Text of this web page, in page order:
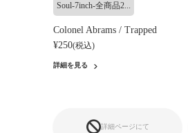
Soul-7inch-全商品2...
Colonel Abrams / Trapped
¥250(税込)
詳細を見る
詳細ページにて